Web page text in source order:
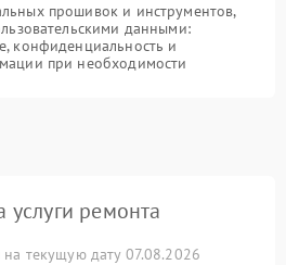
прошивок и инструментов,
данными:
конфиденциальность и
при необходимости
ремонта
текущую дату 07.08.2026